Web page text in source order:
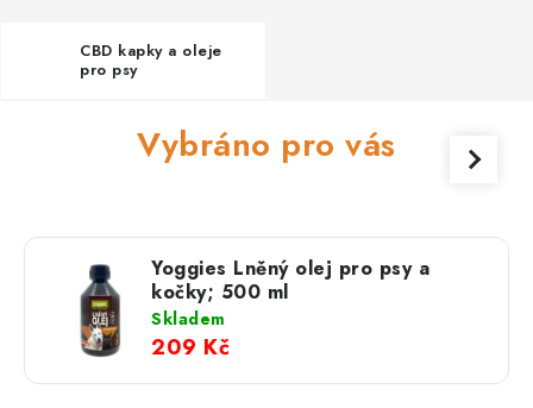
PRODEJNA
VÝMĚNA, VRÁCENÍ A REKLAMACE
Kontakty
Doprava a platba
Výměna, vrácení a reklamace
Podmínky ochrany osobních údajů
CBD kapky a oleje
pro psy
Vybráno pro vás
Yoggies Lněný olej pro psy a
kočky; 500 ml
Skladem
209 Kč